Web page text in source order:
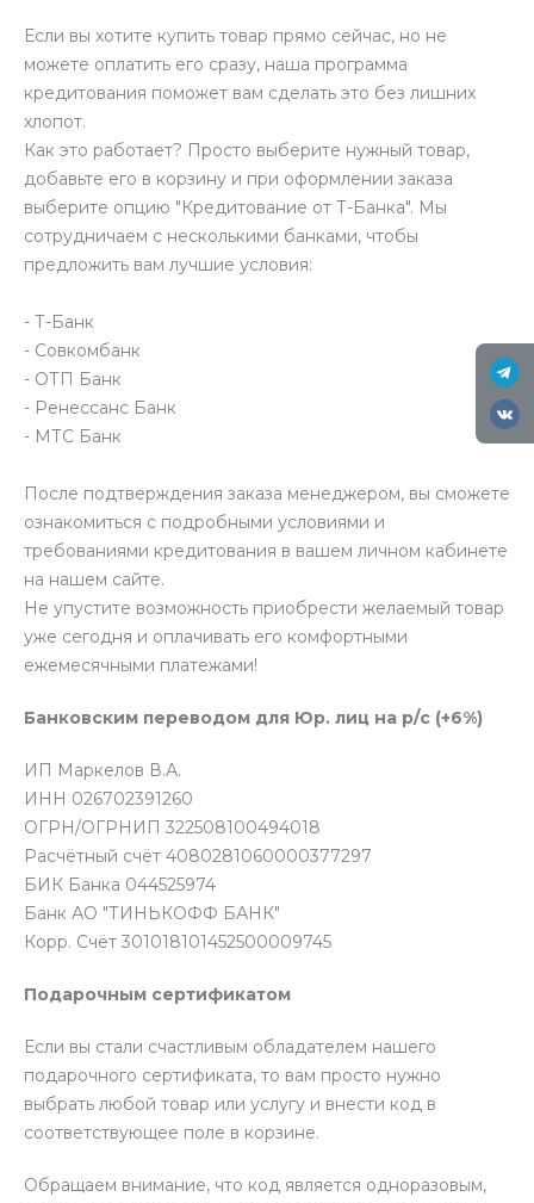
Если вы хотите купить товар прямо сейчас, но не
можете оплатить его сразу, наша программа
кредитования поможет вам сделать это без лишних
хлопот.
Как это работает? Просто выберите нужный товар,
добавьте его в корзину и при оформлении заказа
выберите опцию "Кредитование от Т-Банка". Мы
сотрудничаем с несколькими банками, чтобы
предложить вам лучшие условия:
- Т-Банк
- Совкомбанк
- ОТП Банк
- Ренессанс Банк
- МТС Банк
После подтверждения заказа менеджером, вы сможете
ознакомиться с подробными условиями и
требованиями кредитования в вашем личном кабинете
на нашем сайте.
Не упустите возможность приобрести желаемый товар
уже сегодня и оплачивать его комфортными
ежемесячными платежами!
Банковским переводом для Юр. лиц на р/с (+6%)
ИП Маркелов В.А.
ИНН 026702391260
ОГРН/ОГРНИП 322508100494018
Расчётный счёт 4080281060000377297
БИК Банка 044525974
Банк АО "ТИНЬКОФФ БАНК"
Корр. Счёт 301018101452500009745
Подарочным сертификатом
Если вы стали счастливым обладателем нашего
подарочного сертификата, то вам просто нужно
выбрать любой товар или услугу и внести код в
соответствующее поле в корзине.
Обращаем внимание, что код является одноразовым,